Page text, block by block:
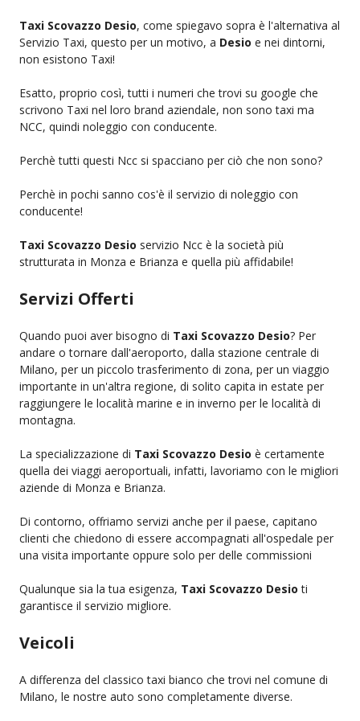
Taxi Scovazzo Desio, come spiegavo sopra è l'alternativa al
Servizio Taxi, questo per un motivo, a Desio e nei dintorni,
non esistono Taxi!
Esatto, proprio così, tutti i numeri che trovi su google che
scrivono Taxi nel loro brand aziendale, non sono taxi ma
NCC, quindi noleggio con conducente.
Perchè tutti questi Ncc si spacciano per ciò che non sono?
Perchè in pochi sanno cos'è il servizio di noleggio con
conducente!
Taxi Scovazzo Desio servizio Ncc è la società più
strutturata in Monza e Brianza e quella più affidabile!
Servizi Offerti
Quando puoi aver bisogno di Taxi Scovazzo Desio? Per
andare o tornare dall'aeroporto, dalla stazione centrale di
Milano, per un piccolo trasferimento di zona, per un viaggio
importante in un'altra regione, di solito capita in estate per
raggiungere le località marine e in inverno per le località di
montagna.
La specializzazione di Taxi Scovazzo Desio è certamente
quella dei viaggi aeroportuali, infatti, lavoriamo con le migliori
aziende di Monza e Brianza.
Di contorno, offriamo servizi anche per il paese, capitano
clienti che chiedono di essere accompagnati all'ospedale per
una visita importante oppure solo per delle commissioni
Qualunque sia la tua esigenza, Taxi Scovazzo Desio ti
garantisce il servizio migliore.
Veicoli
A differenza del classico taxi bianco che trovi nel comune di
Milano, le nostre auto sono completamente diverse.